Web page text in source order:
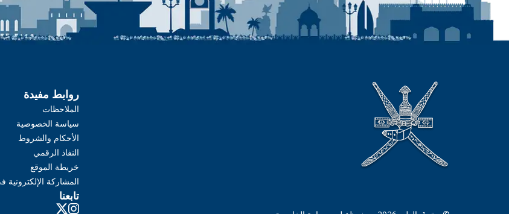
روابط مفيدة
الملاحظات
سياسة الخصوصية
الأحكام والشروط
النفاذ الرقمي
خريطة الموقع
المشاركة الإلكترونية
تابعنا